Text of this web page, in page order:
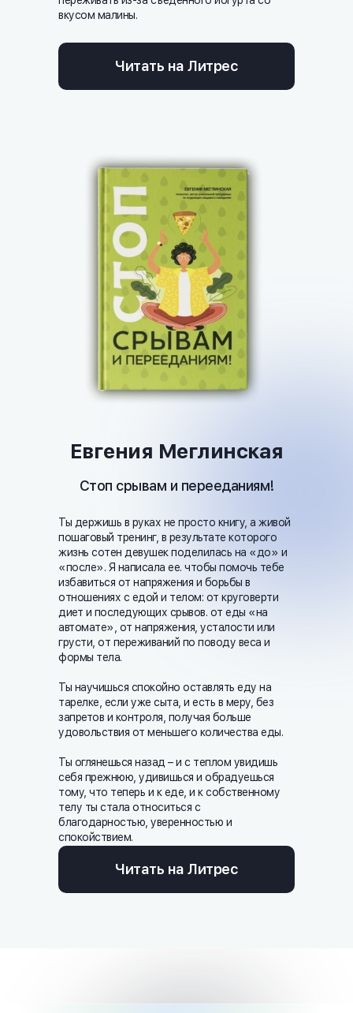
вкусом малины.
Читать на Литрес
Ты держишь в руках не просто книгу, а живой
пошаговый тренинг, в результате которого
жизнь сотен девушек поделилась на «до» и
«после». Я написала ее. чтобы помочь тебе
избавиться от напряжения и борьбы в
отношениях с едой и телом: от круговерти
диет и последующих срывов. от еды «на
автомате», от напряжения, усталости или
грусти, от переживаний по поводу веса и
формы тела.
Ты научишься спокойно оставлять еду на
тарелке, если уже сыта, и есть в меру, без
запретов и контроля, получая больше
удовольствия от меньшего количества еды.
Ты оглянешься назад – и с теплом увидишь
себя прежнюю, удивишься и обрадуешься
тому, что теперь и к еде, и к собственному
телу ты стала относиться с
благодарностью, уверенностью и
спокойствием.
Евгения Меглинская
Стоп срывам и перееданиям!
Читать на Литрес